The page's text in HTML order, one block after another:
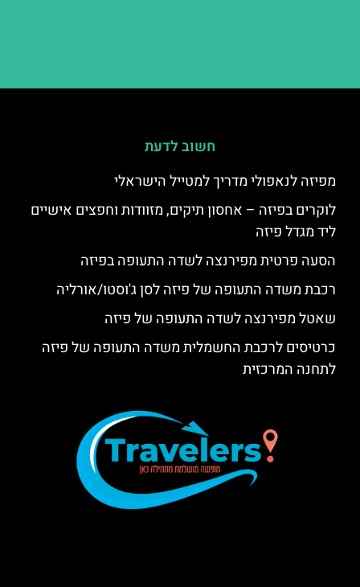
חשוב לדעת
מפיזה לנאפולי מדריך למטייל הישראלי
לוקרים בפיזה – אחסון תיקים, מזוודות וחפצים אישיים
ליד מגדל פיזה
הסעה פרטית מפירנצה לשדה התעופה בפיזה
רכבת משדה התעופה של פיזה לסן ג'וסטו/אורליה
שאטל מפירנצה לשדה התעופה של פיזה
כרטיסים לרכבת החשמלית משדה התעופה של פיזה
לתחנה המרכזית